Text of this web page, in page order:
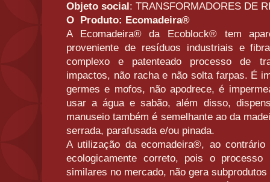
Objeto social: TRANSFORMADORES DE
O Produto: Ecomadeira®
A Ecomadeira® da Ecoblock® tem
proveniente de resíduos industriais e
complexo e patenteado processo de
impactos, não racha e não solta farpas. É
germes e mofos, não apodrece, é
usar a água e sabão, além disso,
manuseio também é semelhante ao da
serrada, parafusada e/ou pinada.
A utilização da ecomadeira®, ao
ecologicamente correto, pois o processo
similares no mercado, não gera